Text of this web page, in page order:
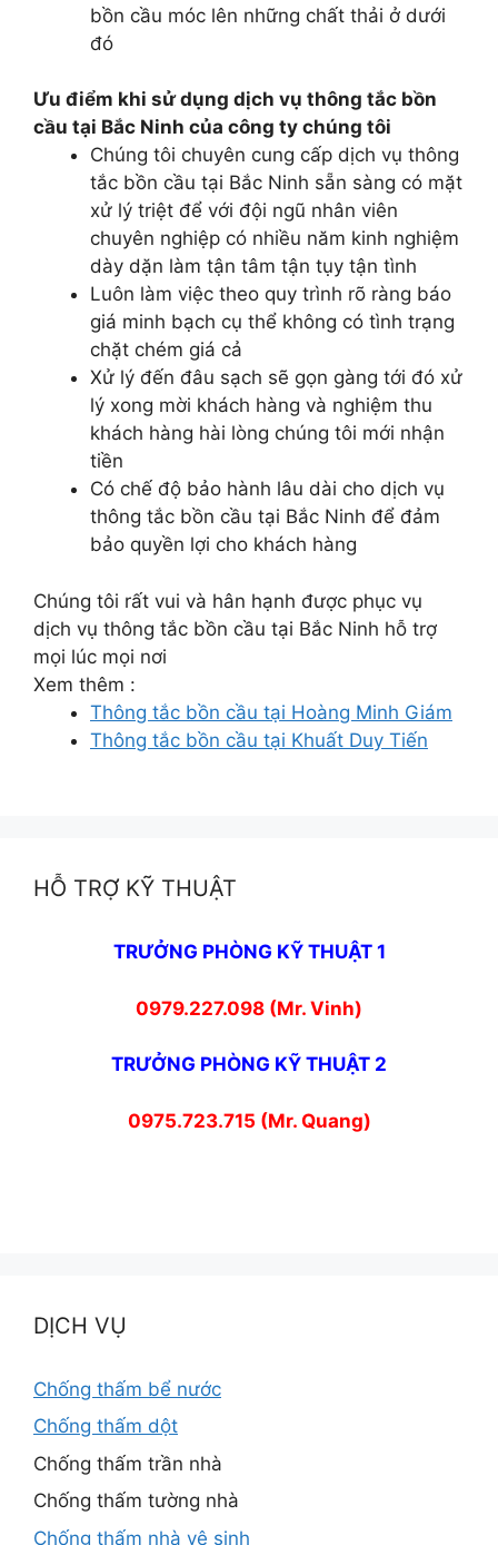
bồn cầu móc lên những chất thải ở dưới
đó
Ưu điểm khi sử dụng dịch vụ thông tắc bồn
cầu tại Bắc Ninh của công ty chúng tôi
Chúng tôi chuyên cung cấp dịch vụ thông
tắc bồn cầu tại Bắc Ninh sẵn sàng có mặt
xử lý triệt để với đội ngũ nhân viên
chuyên nghiệp có nhiều năm kinh nghiệm
dày dặn làm tận tâm tận tụy tận tình
Luôn làm việc theo quy trình rõ ràng báo
giá minh bạch cụ thể không có tình trạng
chặt chém giá cả
Xử lý đến đâu sạch sẽ gọn gàng tới đó xử
lý xong mời khách hàng và nghiệm thu
khách hàng hài lòng chúng tôi mới nhận
tiền
Có chế độ bảo hành lâu dài cho dịch vụ
thông tắc bồn cầu tại Bắc Ninh để đảm
bảo quyền lợi cho khách hàng
Chúng tôi rất vui và hân hạnh được phục vụ
dịch vụ thông tắc bồn cầu tại Bắc Ninh hỗ trợ
mọi lúc mọi nơi
Xem thêm :
Thông tắc bồn cầu tại Hoàng Minh Giám
Thông tắc bồn cầu tại Khuất Duy Tiến
HỖ TRỢ KỸ THUẬT
TRƯỞNG PHÒNG KỸ THUẬT 1
0979.227.098 (Mr. Vinh)
TRƯỞNG PHÒNG KỸ THUẬT 2
0975.723.715 (Mr. Quang)
DỊCH VỤ
Chống thấm bể nước
Chống thấm dột
Chống thấm trần nhà
Chống thấm tường nhà
Chống thấm nhà vệ sinh